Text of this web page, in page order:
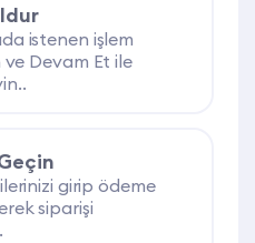
istenen işlem
Devam Et ile
girip ödeme
siparişi